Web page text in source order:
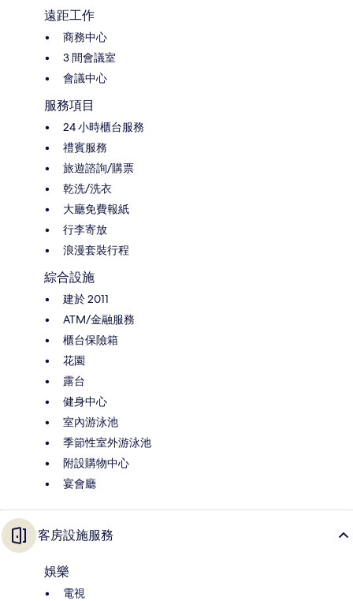
遠距工作
商務中心
3 間會議室
會議中心
服務項目
24 小時櫃台服務
禮賓服務
旅遊諮詢/購票
乾洗/洗衣
大廳免費報紙
行李寄放
浪漫套裝行程
綜合設施
建於 2011
ATM/金融服務
櫃台保險箱
花園
露台
健身中心
室內游泳池
季節性室外游泳池
附設購物中心
宴會廳
客房設施服務
娛樂
電視